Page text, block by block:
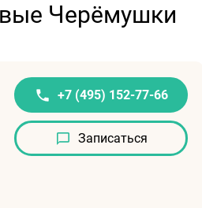
Черёмушки
+7 (495) 152-77-66
Записаться